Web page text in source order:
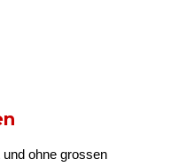
ohne grossen